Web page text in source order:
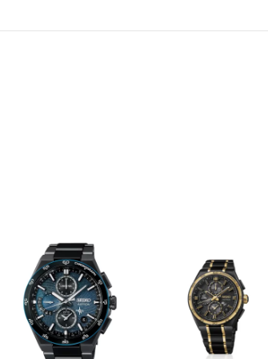
100 meter
Eeuwigdurende kalender, Tweede tijdzone / GMT,
Luminescerende coating op wijzers en/of indexen,
Vouwsluiting